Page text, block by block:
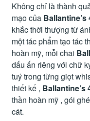
Không chỉ là thành
mạo của Ballantine’s
khắc thời thượng từ
một tác phẩm tạo tác
hoàn mỹ, mỗi chai
dấu ấn riêng với chữ
tuý trong từng giọt
thiết kế , Ballantine’s
thần hoàn mỹ , gói
cát.